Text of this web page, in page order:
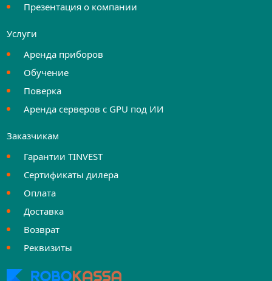
Презентация о компании
Услуги
Аренда приборов
Обучение
Поверка
Аренда серверов с GPU под ИИ
Заказчикам
Гарантии TINVEST
Сертификаты дилера
Оплата
Доставка
Возврат
Реквизиты